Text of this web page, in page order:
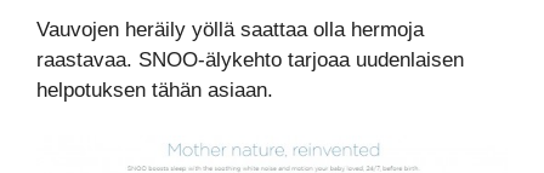
Vauvojen heräily yöllä saattaa olla hermoja
raastavaa. SNOO-älykehto tarjoaa uudenlaisen
helpotuksen tähän asiaan.